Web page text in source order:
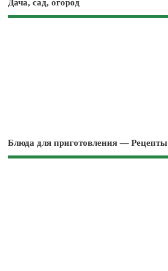
Дача, сад, огород
Блюда для приготовления — Рецепты